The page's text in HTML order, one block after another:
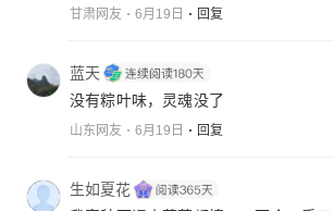
甘肃网友 6月19日 回复
蓝天
没有粽叶味，灵魂没了
山东网友 6月19日 回复
生如夏花